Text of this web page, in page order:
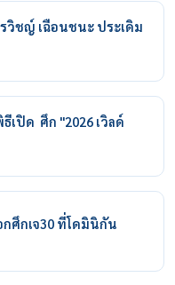
ชญ์ เฉือนชนะ ประเดิม
เปิด ศึก "2026 เวิลด์
ศึกเจ30 ที่โดมินิกัน